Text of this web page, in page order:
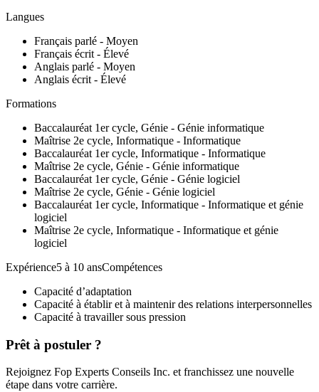
Langues
Français parlé - Moyen
Français écrit - Élevé
Anglais parlé - Moyen
Anglais écrit - Élevé
Formations
Baccalauréat 1er cycle, Génie - Génie informatique
Maîtrise 2e cycle, Informatique - Informatique
Baccalauréat 1er cycle, Informatique - Informatique
Maîtrise 2e cycle, Génie - Génie informatique
Baccalauréat 1er cycle, Génie - Génie logiciel
Maîtrise 2e cycle, Génie - Génie logiciel
Baccalauréat 1er cycle, Informatique - Informatique et génie
logiciel
Maîtrise 2e cycle, Informatique - Informatique et génie
logiciel
Expérience5 à 10 ansCompétences
Capacité d’adaptation
Capacité à établir et à maintenir des relations interpersonnelles
Capacité à travailler sous pression
Prêt à postuler ?
Rejoignez Fop Experts Conseils Inc. et franchissez une nouvelle
étape dans votre carrière.